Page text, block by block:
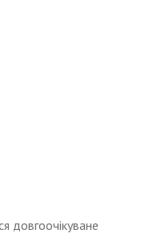
довгоочікуване